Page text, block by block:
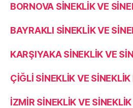
BORNOVA SİNEKLİK VE
BAYRAKLI SİNEKLİK VE
KARŞIYAKA SİNEKLİK VE
ÇİĞLİ SİNEKLİK VE
İZMİR SİNEKLİK VE